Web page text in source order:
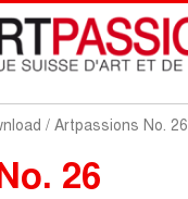
/ Artpassions No. 26
26